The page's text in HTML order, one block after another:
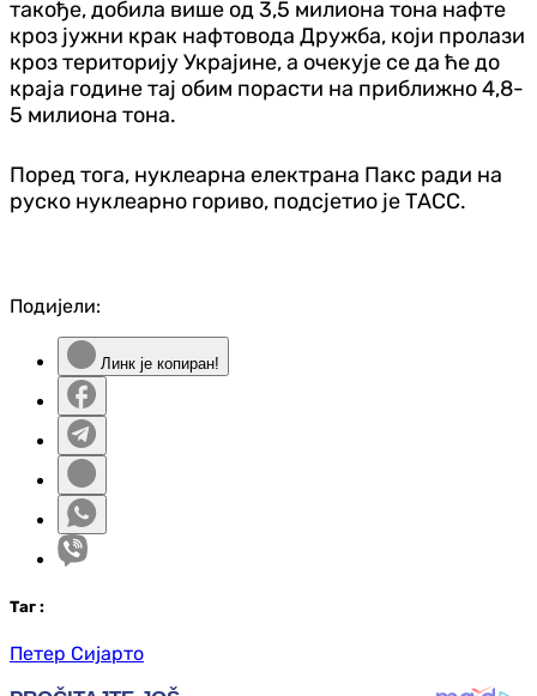
такође, добила више од 3,5 милиона тона нафте
кроз јужни крак нафтовода Дружба, који пролази
кроз територију Украјине, а очекује се да ће до
краја године тај обим порасти на приближно 4,8-
5 милиона тона.
Поред тога, нуклеарна електрана Пакс ради на
руско нуклеарно гориво, подсјетио је ТАСС.
Подијели:
Линк је копиран!
Таг :
Петер Сијарто